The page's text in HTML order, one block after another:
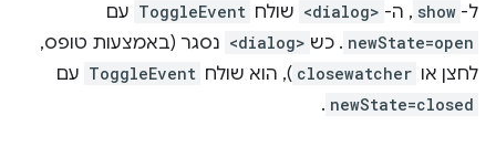
ל- show , ה- <dialog> שולח ToggleEvent עם
newState=open . כש <dialog> נסגר (באמצעות טופס,
לחצן או closewatcher ), הוא שולח ToggleEvent עם
newState=closed
.